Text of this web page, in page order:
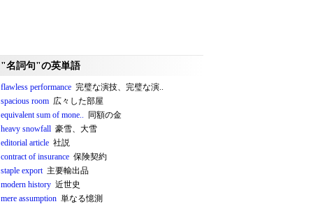
"名詞句"の英単語
flawless performance 完璧な演技、完璧な演..
spacious room 広々した部屋
equivalent sum of mone.. 同額の金
heavy snowfall 豪雪、大雪
editorial article 社説
contract of insurance 保険契約
staple export主要輸出品
modern history 近世史
mere assumption 単なる憶測